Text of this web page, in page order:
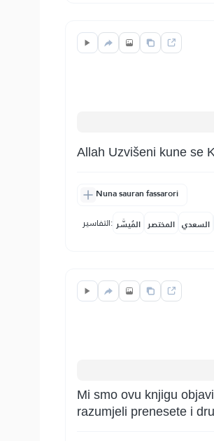
Allah Uzvišeni kune se
Nuna sauran fassarori
التفاسير: المُيسَّر المختصر السعدي
Mi smo ovu knjigu
razumjeli prenesete i